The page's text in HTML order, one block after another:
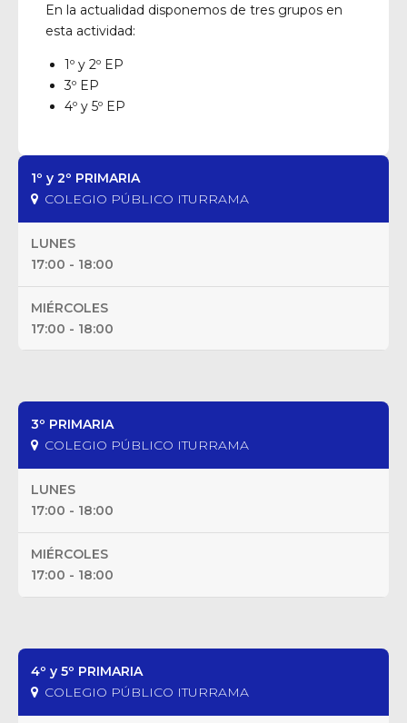
En la actualidad disponemos de tres grupos en
esta actividad:
1º y 2º EP
3º EP
4º y 5º EP
1º y 2º PRIMARIA
COLEGIO PÚBLICO ITURRAMA
LUNES
17:00 - 18:00
MIÉRCOLES
17:00 - 18:00
3º PRIMARIA
COLEGIO PÚBLICO ITURRAMA
LUNES
17:00 - 18:00
MIÉRCOLES
17:00 - 18:00
4º y 5º PRIMARIA
COLEGIO PÚBLICO ITURRAMA